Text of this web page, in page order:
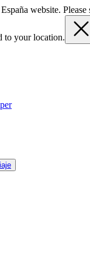
website.
to your location.